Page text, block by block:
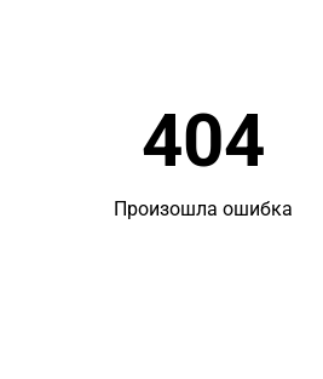
404
Произошла ошибка